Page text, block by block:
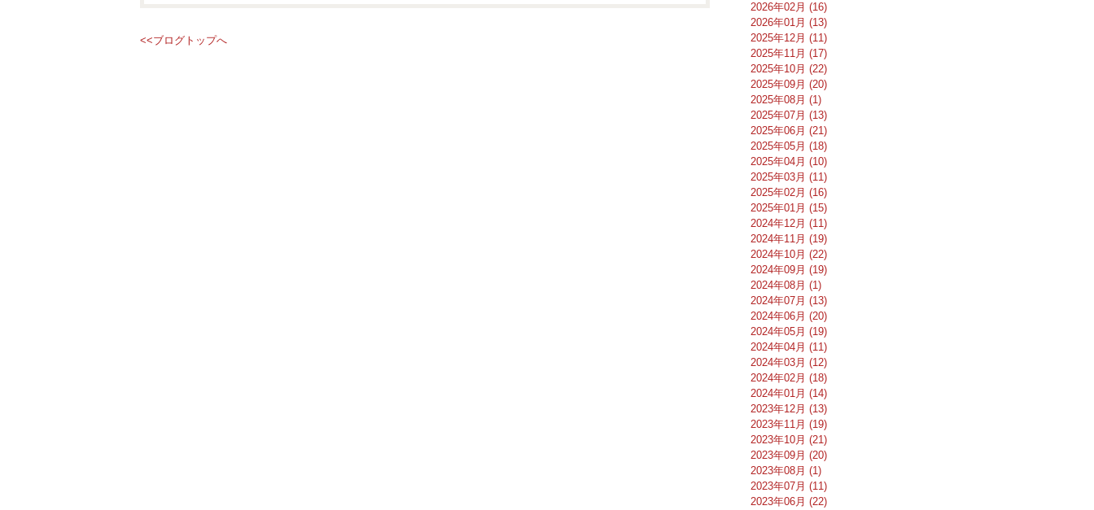
<<ブログトップへ
2026年02月 (16)
2026年01月 (13)
2025年12月 (11)
2025年11月 (17)
2025年10月 (22)
2025年09月 (20)
2025年08月 (1)
2025年07月 (13)
2025年06月 (21)
2025年05月 (18)
2025年04月 (10)
2025年03月 (11)
2025年02月 (16)
2025年01月 (15)
2024年12月 (11)
2024年11月 (19)
2024年10月 (22)
2024年09月 (19)
2024年08月 (1)
2024年07月 (13)
2024年06月 (20)
2024年05月 (19)
2024年04月 (11)
2024年03月 (12)
2024年02月 (18)
2024年01月 (14)
2023年12月 (13)
2023年11月 (19)
2023年10月 (21)
2023年09月 (20)
2023年08月 (1)
2023年07月 (11)
2023年06月 (22)